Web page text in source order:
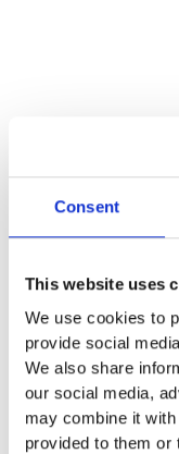
Consent
This website uses
We use cookies to
provide social
We also share
our social media,
may combine it
provided to them or